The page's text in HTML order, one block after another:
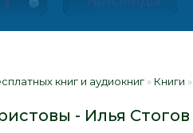
книг и аудиокниг » Книги »
- Илья Стогов